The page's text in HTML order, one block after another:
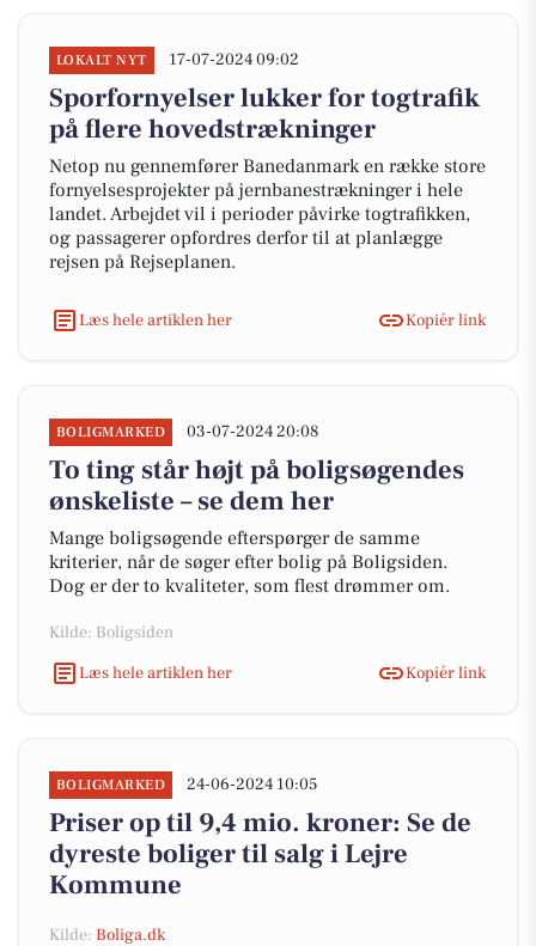
LOKALT NYT 17-07-2024 09:02
Sporfornyelser lukker for togtrafik
på flere hovedstrækninger
Netop nu gennemfører Banedanmark en række store
fornyelsesprojekter på jernbanestrækninger i hele
landet. Arbejdet vil i perioder påvirke togtrafikken,
og passagerer opfordres derfor til at planlægge
rejsen på Rejseplanen.
Læs hele artiklen her Kopiér link
BOLIGMARKED 03-07-2024 20:08
To ting står højt på boligsøgendes
ønskeliste – se dem her
Mange boligsøgende efterspørger de samme
kriterier, når de søger efter bolig på Boligsiden.
Dog er der to kvaliteter, som flest drømmer om.
Kilde: Boligsiden
Læs hele artiklen her
Kopiér link
BOLIGMARKED 24-06-2024 10:05
Priser op til 9,4 mio. kroner: Se de
dyreste boliger til salg i Lejre
Kommune
Kilde: Boliga.dk